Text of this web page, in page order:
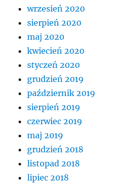
wrzesień 2020
sierpień 2020
maj 2020
kwiecień 2020
styczeń 2020
grudzień 2019
październik 2019
sierpień 2019
czerwiec 2019
maj 2019
grudzień 2018
listopad 2018
lipiec 2018